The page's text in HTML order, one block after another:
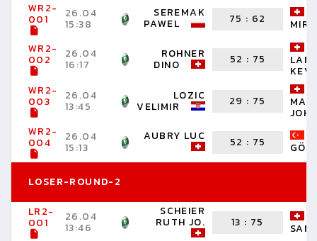
WR2-
001 26.04
15:38
SEREMAK
PAWEL 75 : 62
MIRO
WR2-
002 26.04
16:17
ROHNER
DINO 52 : 75
WR2-
003 26.04
13:45
LOZIC
VELIMIR 29 : 75
WR2-
004 26.04
15:13
AUBRY LUC 52 : 75
LOSER-ROUND-2
LR2-
001 26.04
13:46
SCHEIER
RUTH JO. 13 : 75